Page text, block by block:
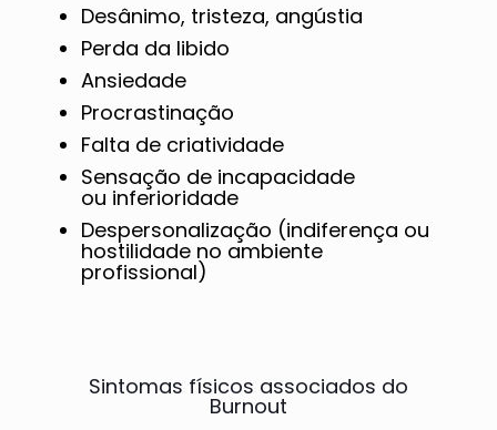
Desânimo, tristeza, angústia
Perda da libido
Ansiedade
Procrastinação
Falta de criatividade
Sensação de incapacidade
ou inferioridade
Despersonalização (indiferença ou
hostilidade no ambiente
profissional)
Sintomas físicos associados do
Burnout